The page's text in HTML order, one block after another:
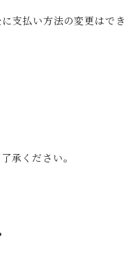
支払い方法の変更はでき
承ください。